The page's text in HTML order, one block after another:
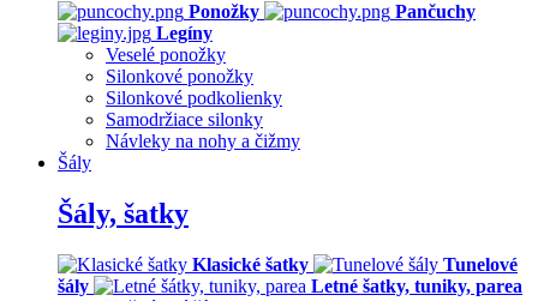
Ponožky
Pančuchy
Legíny
Veselé ponožky
Silonkové ponožky
Silonkové podkolienky
Samodržiace silonky
Návleky na nohy a čižmy
Šály
Šály, šatky
Klasické šatky
Tunelové
šály
Letné šatky, tuniky, parea